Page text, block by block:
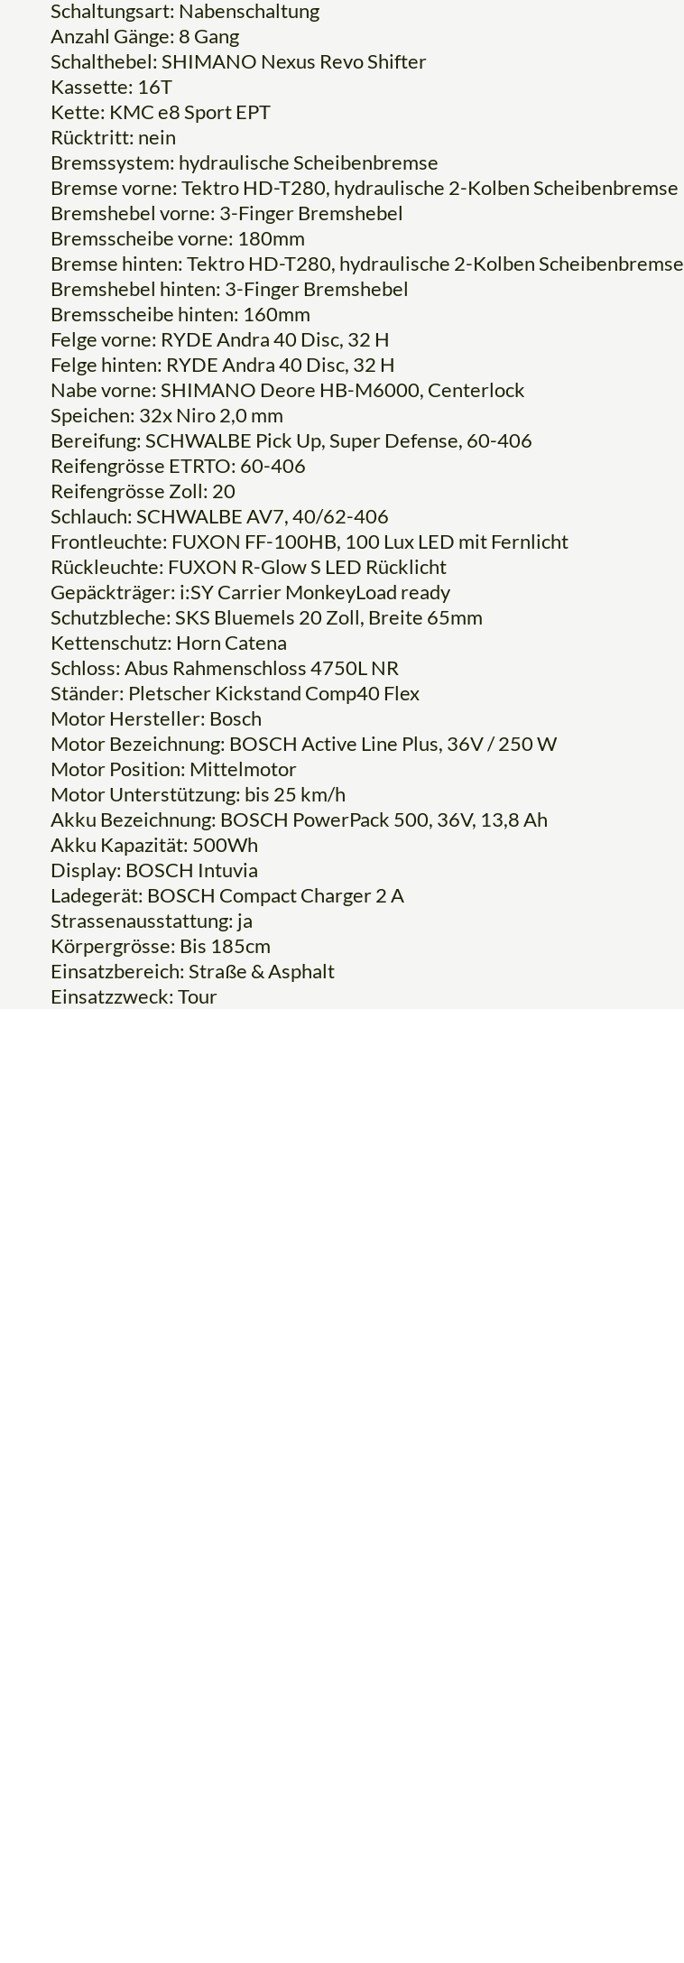
Schaltungsart: Nabenschaltung
Anzahl Gänge: 8 Gang
Schalthebel: SHIMANO Nexus Revo Shifter
Kassette: 16T
Kette: KMC e8 Sport EPT
Rücktritt: nein
Bremssystem: hydraulische Scheibenbremse
Bremse vorne: Tektro HD-T280, hydraulische 2-Kolben Scheibenbremse
Bremshebel vorne: 3-Finger Bremshebel
Bremsscheibe vorne: 180mm
Bremse hinten: Tektro HD-T280, hydraulische 2-Kolben Scheibenbremse
Bremshebel hinten: 3-Finger Bremshebel
Bremsscheibe hinten: 160mm
Felge vorne: RYDE Andra 40 Disc, 32 H
Felge hinten: RYDE Andra 40 Disc, 32 H
Nabe vorne: SHIMANO Deore HB-M6000, Centerlock
Speichen: 32x Niro 2,0 mm
Bereifung: SCHWALBE Pick Up, Super Defense, 60-406
Reifengrösse ETRTO: 60-406
Reifengrösse Zoll: 20
Schlauch: SCHWALBE AV7, 40/62-406
Frontleuchte: FUXON FF-100HB, 100 Lux LED mit Fernlicht
Rückleuchte: FUXON R-Glow S LED Rücklicht
Gepäckträger: i:SY Carrier MonkeyLoad ready
Schutzbleche: SKS Bluemels 20 Zoll, Breite 65mm
Kettenschutz: Horn Catena
Schloss: Abus Rahmenschloss 4750L NR
Ständer: Pletscher Kickstand Comp40 Flex
Motor Hersteller: Bosch
Motor Bezeichnung: BOSCH Active Line Plus, 36V / 250 W
Motor Position: Mittelmotor
Motor Unterstützung: bis 25 km/h
Akku Bezeichnung: BOSCH PowerPack 500, 36V, 13,8 Ah
Akku Kapazität: 500Wh
Display: BOSCH Intuvia
Ladegerät: BOSCH Compact Charger 2 A
Strassenausstattung: ja
Körpergrösse: Bis 185cm
Einsatzbereich: Straße & Asphalt
Einsatzzweck: Tour